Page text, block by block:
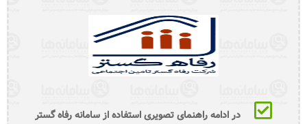
در ادامه راهنمای تصویری استفاده از سامانه رفاه گستر